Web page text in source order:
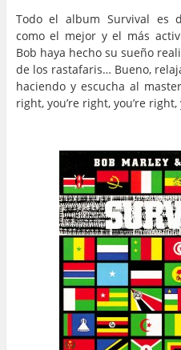
Todo el album Survival es
como el mejor y el más
Bob haya hecho su sueño
de los rastafaris… Bueno,
haciendo y escucha al
right, you’re right, you’re